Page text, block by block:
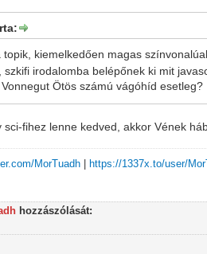
topik, kiemelkedően magas
szkifi irodalomba belépőnek ki mit
Ötös számú vágóhíd esetleg?
sci-fihez lenne kedved, akkor Vének
MorTuadh https://1337x.to/user/
hozzászólását: